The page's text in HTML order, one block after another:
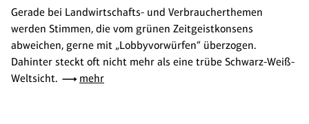
Gerade bei Landwirtschafts- und Verbraucherthemen
werden Stimmen, die vom grünen Zeitgeistkonsens
abweichen, gerne mit „Lobbyvorwürfen“ überzogen.
Dahinter steckt oft nicht mehr als eine trübe Schwarz-Weiß-
Weltsicht.
mehr